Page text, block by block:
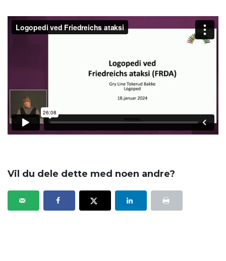
Vil du dele dette med noen andre?